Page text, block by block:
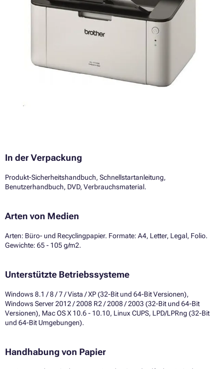
In der Verpackung
Produkt-Sicherheitshandbuch, Schnellstartanleitung,
Benutzerhandbuch, DVD, Verbrauchsmaterial.
Arten von Medien
Arten: Büro- und Recyclingpapier. Formate: A4, Letter, Legal, Folio.
Gewichte: 65 - 105 g/m2.
Unterstützte Betriebssysteme
Windows 8.1 / 8 / 7 / Vista / XP (32-Bit und 64-Bit Versionen),
Windows Server 2012 / 2008 R2 / 2008 / 2003 (32-Bit und 64-Bit
Versionen), Mac OS X 10.6 - 10.10, Linux CUPS, LPD/LPRng (32-Bit
und 64-Bit Umgebungen).
Handhabung von Papier